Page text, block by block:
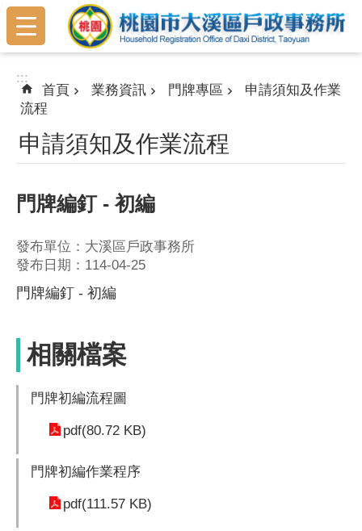
跳到主要內容區塊
:::
:::
首頁 業務資訊 門牌專區
申請須知及作業
流程
申請須知及作業流程
門牌編釘 - 初編
發布單位：大溪區戶政事務所
發布日期：114-04-25
門牌編釘 - 初編
相關檔案
門牌初編流程圖
pdf(80.72 KB)
門牌初編作業程序
pdf(111.57 KB)